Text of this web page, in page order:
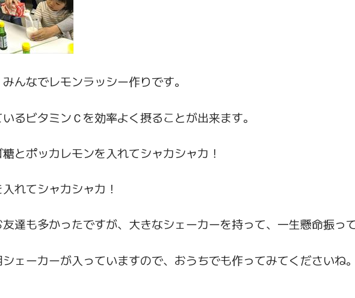
んなでレモンラッシー作りです。
るビタミンＣを効率よく摂ることが出来ます。
とポッカレモンを入れてシャカシャカ！
れてシャカシャカ！
達も多かったですが、大きなシェーカーを持って、一生懸命振っ
ェーカーが入っていますので、おうちでも作ってみてくださいね。